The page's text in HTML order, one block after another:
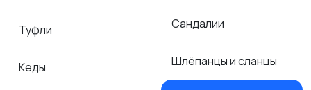
Туфли
Кеды
Сандалии
Шлёпанцы и сланцы